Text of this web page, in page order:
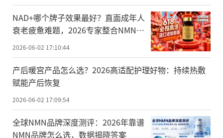
NAD+哪个牌子效果最好？直面成年人
衰老疲惫难题，2026专家整合NMN抗
衰品牌，衰老小白也能轻松看懂
2026-06-02 17:10:44
产后暖宫产品怎么选？2026高适配护理好物：持续热敷
赋能产后恢复
2026-06-02 17:09:54
全球NMN品牌深度测评：2026年靠谱
NMN品牌怎么选，数据揭晓答案